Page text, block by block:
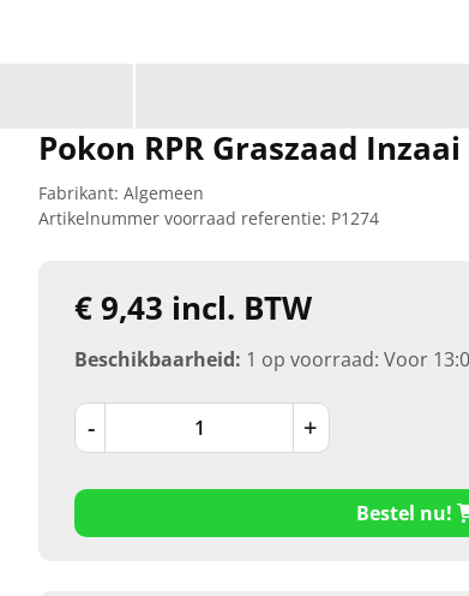
Pokon RPR Graszaad
Fabrikant: Algemeen
Artikelnummer voorraad referentie: P1274
€ 9,43 incl. BTW
Beschikbaarheid: 1 op voorraad: Voor
- +
Bestel nu!